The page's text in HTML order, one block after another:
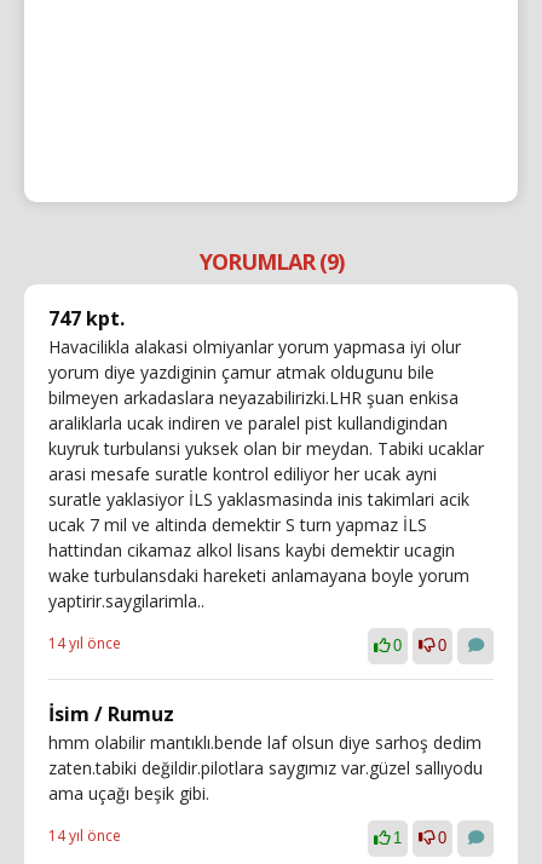
YORUMLAR (9)
747 kpt.
Havacilikla alakasi olmiyanlar yorum yapmasa iyi olur
yorum diye yazdiginin çamur atmak oldugunu bile
bilmeyen arkadaslara neyazabilirizki.LHR şuan enkisa
araliklarla ucak indiren ve paralel pist kullandigindan
kuyruk turbulansi yuksek olan bir meydan. Tabiki ucaklar
arasi mesafe suratle kontrol ediliyor her ucak ayni
suratle yaklasiyor İLS yaklasmasinda inis takimlari acik
ucak 7 mil ve altinda demektir S turn yapmaz İLS
hattindan cikamaz alkol lisans kaybi demektir ucagin
wake turbulansdaki hareketi anlamayana boyle yorum
yaptirir.saygilarimla..
14 yıl önce 0 0
İsim / Rumuz
hmm olabilir mantıklı.bende laf olsun diye sarhoş dedim
zaten.tabiki değildir.pilotlara saygımız var.güzel sallıyodu
ama uçağı beşik gibi.
14 yıl önce 1 0